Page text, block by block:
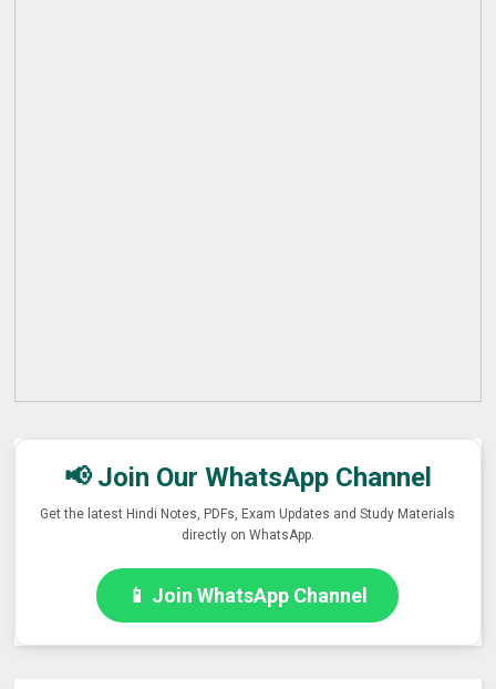
📢 Join Our WhatsApp Channel
Get the latest Hindi Notes, PDFs, Exam Updates and Study Materials
directly on WhatsApp.
📱 Join WhatsApp Channel